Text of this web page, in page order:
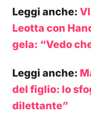
Leggi anche:
Leotta con
gela: “Vedo
Leggi anche:
del figlio: lo
dilettante”